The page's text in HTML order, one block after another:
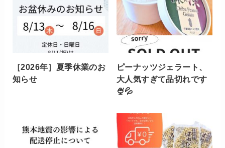
［2026年］夏季休業のお
知らせ
ピーナッツジェラート、
大人気すぎて品切れです
🍨💦